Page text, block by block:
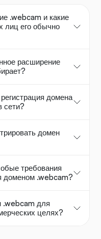
.webcam и какие
лиц его обычно
расширение
домена
сети?
домен
требования
доменом .webcam?
.webcam для
целях?